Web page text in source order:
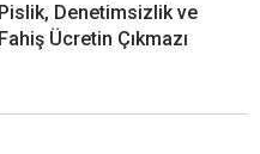
Pislik, Denetimsizlik ve
Fahiş Ücretin Çıkmazı